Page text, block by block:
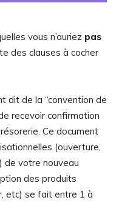
vous n’auriez pas
des clauses à cocher
dit de la “convention de
recevoir confirmation
Ce document
(ouverture,
de votre nouveau
des produits
etc) se fait entre 1 à